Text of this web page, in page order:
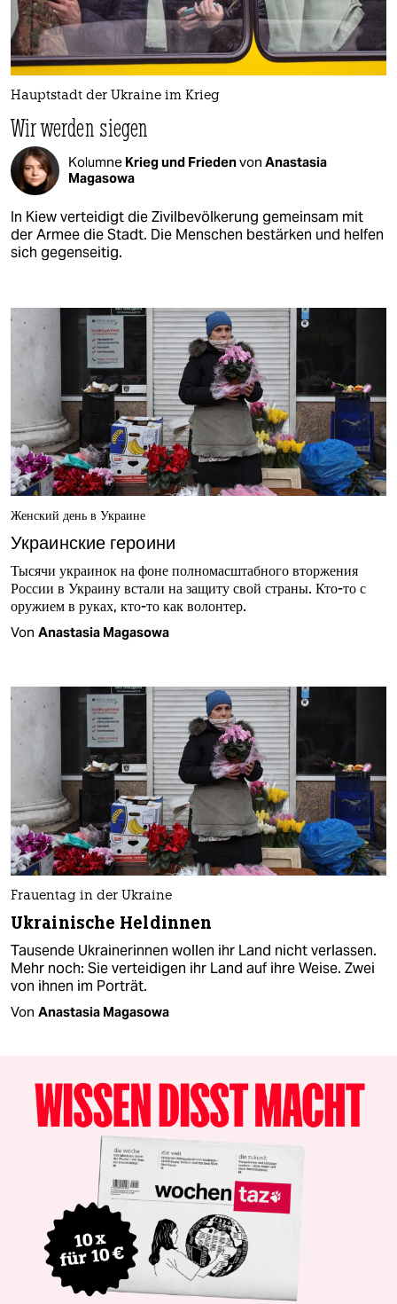
Hauptstadt der Ukraine im Krieg
Wir werden siegen
Kolumne Krieg und Friedenvon Anastasia
Magasowa
In Kiew verteidigt die Zivilbevölkerung gemeinsam mit
der Armee die Stadt. Die Menschen bestärken und helfen
sich gegenseitig.
Женский день в Украине
Украинские героини
Тысячи украинок на фоне полномасштабного вторжения
России в Украину встали на защиту свой страны. Кто-то с
оружием в руках, кто-то как волонтер.
Von Anastasia Magasowa
Frauentag in der Ukraine
Ukrainische Heldinnen
Tausende Ukrainerinnen wollen ihr Land nicht verlassen.
Mehr noch: Sie verteidigen ihr Land auf ihre Weise. Zwei
von ihnen im Porträt.
Von Anastasia Magasowa